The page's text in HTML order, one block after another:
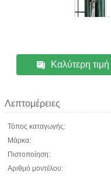
Καλύτερη τιμή
Λεπτομέρειες
Τόπος καταγωγής:
Μάρκα:
Πιστοποίηση:
Αριθμό μοντέλου: